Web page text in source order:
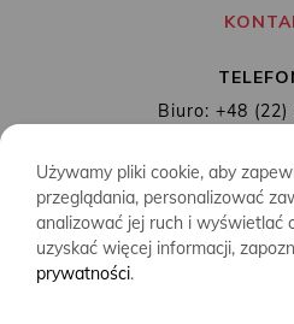
Biuro: +48
MAIL:
Używamy pliki cookie, aby
przeglądania, personalizować
analizować jej ruch i wyświetlać
uzyskać więcej informacji,
prywatności.